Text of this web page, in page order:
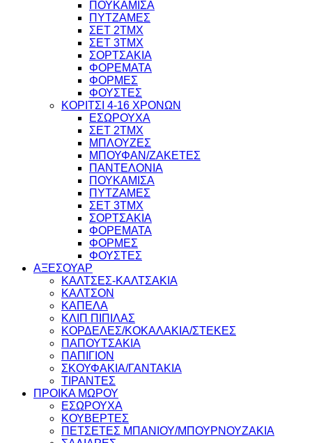
ΠΟΥΚΑΜΙΣΑ
ΠΥΤΖΑΜΕΣ
ΣΕΤ 2ΤΜΧ
ΣΕΤ 3ΤΜΧ
ΣΟΡΤΣΑΚΙΑ
ΦΟΡΕΜΑΤΑ
ΦΟΡΜΕΣ
ΦΟΥΣΤΕΣ
ΚΟΡΙΤΣΙ 4-16 ΧΡΟΝΩΝ
ΕΣΩΡΟΥΧΑ
ΣΕΤ 2ΤΜΧ
ΜΠΛΟΥΖΕΣ
ΜΠΟΥΦΑΝ/ΖΑΚΕΤΕΣ
ΠΑΝΤΕΛΟΝΙΑ
ΠΟΥΚΑΜΙΣΑ
ΠΥΤΖΑΜΕΣ
ΣΕΤ 3ΤΜΧ
ΣΟΡΤΣΑΚΙΑ
ΦΟΡΕΜΑΤΑ
ΦΟΡΜΕΣ
ΦΟΥΣΤΕΣ
ΑΞΕΣΟΥΑΡ
ΚΑΛΤΣΕΣ-ΚΑΛΤΣΑΚΙΑ
ΚΑΛΤΣΟΝ
ΚΑΠΕΛΑ
ΚΛΙΠ ΠΙΠΙΛΑΣ
ΚΟΡΔΕΛΕΣ/ΚΟΚΑΛΑΚΙΑ/ΣΤΕΚΕΣ
ΠΑΠΟΥΤΣΑΚΙΑ
ΠΑΠΙΓΙΟΝ
ΣΚΟΥΦΑΚΙΑ/ΓΑΝΤΑΚΙΑ
ΤΙΡΑΝΤΕΣ
ΠΡΟΙΚΑ ΜΩΡΟΥ
ΕΣΩΡΟΥΧΑ
ΚΟΥΒΕΡΤΕΣ
ΠΕΤΣΕΤΕΣ ΜΠΑΝΙΟΥ/ΜΠΟΥΡΝΟΥΖΑΚΙΑ